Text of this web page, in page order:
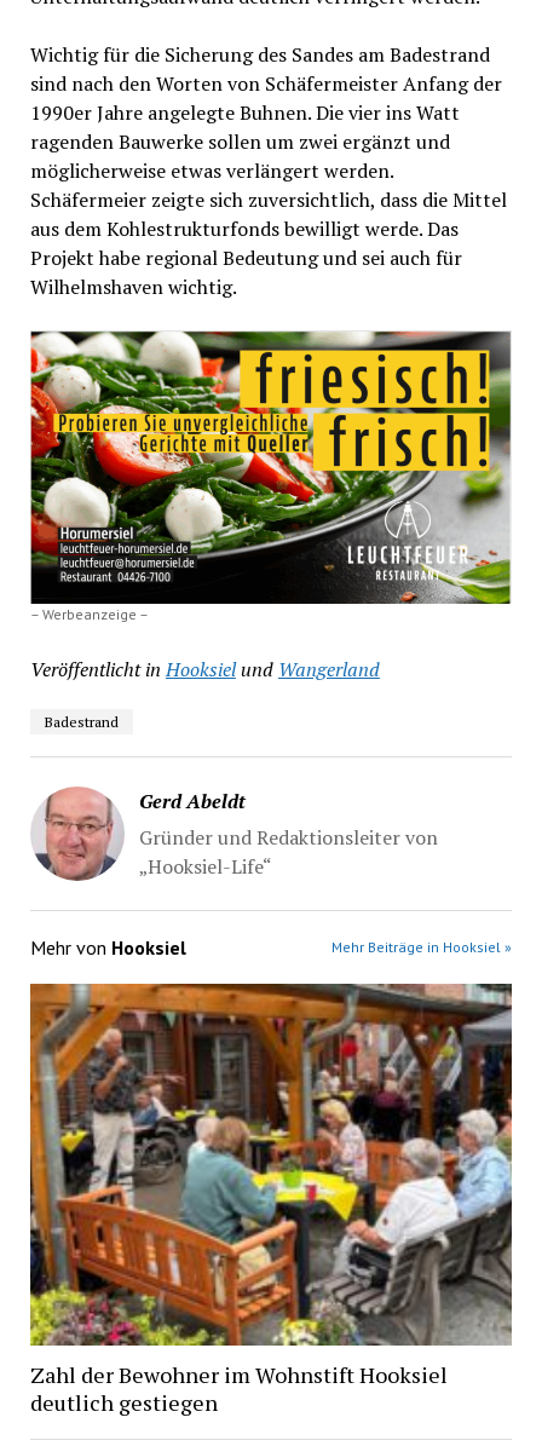
Wichtig für die Sicherung des Sandes am Badestrand
sind nach den Worten von Schäfermeister Anfang der
1990er Jahre angelegte Buhnen. Die vier ins Watt
ragenden Bauwerke sollen um zwei ergänzt und
möglicherweise etwas verlängert werden.
Schäfermeier zeigte sich zuversichtlich, dass die Mittel
aus dem Kohlestrukturfonds bewilligt werde. Das
Projekt habe regional Bedeutung und sei auch für
Wilhelmshaven wichtig.
– Werbeanzeige –
Veröffentlicht in Hooksielund Wangerland
Badestrand
Gerd Abeldt
Gründer und Redaktionsleiter von
„Hooksiel-Life“
Mehr von Hooksiel Mehr Beiträge in Hooksiel »
Zahl der Bewohner im Wohnstift Hooksiel
deutlich gestiegen